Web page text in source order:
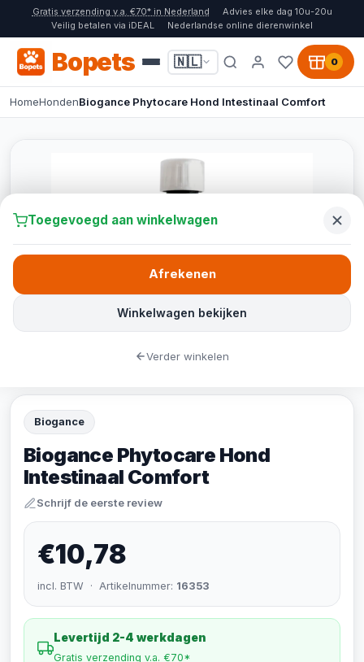
Gratis verzending v.a. €70* in Nederland
Advies elke dag 10u-20u
Veilig betalen via iDEAL
Nederlandse online dierenwinkel
Bopets 🇳🇱 0
HomeHondenBiogance Phytocare Hond Intestinaal Comfort
Biogance
Biogance Phytocare Hond
Intestinaal Comfort
Schrijf de eerste review
€10,78
incl. BTW · Artikelnummer: 16353
Levertijd 2-4 werkdagen
Gratis verzending v.a. €70*
Toegevoegd aan winkelwagen
Winkelwagen bekijken
Afrekenen
Verder winkelen